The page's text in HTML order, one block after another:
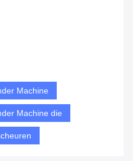
Machine
Machine die